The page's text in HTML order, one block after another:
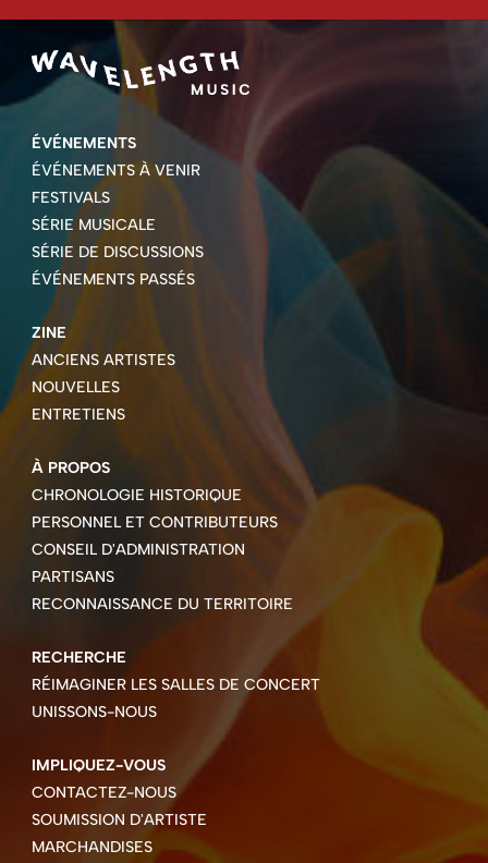
ÉVÉNEMENTS
ÉVÉNEMENTS À VENIR
FESTIVALS
SÉRIE MUSICALE
SÉRIE DE DISCUSSIONS
ÉVÉNEMENTS PASSÉS
ZINE
ANCIENS ARTISTES
NOUVELLES
ENTRETIENS
À PROPOS
CHRONOLOGIE HISTORIQUE
PERSONNEL ET CONTRIBUTEURS
CONSEIL D'ADMINISTRATION
PARTISANS
RECONNAISSANCE DU TERRITOIRE
RECHERCHE
RÉIMAGINER LES SALLES DE CONCERT
UNISSONS-NOUS
IMPLIQUEZ-VOUS
CONTACTEZ-NOUS
SOUMISSION D'ARTISTE
MARCHANDISES